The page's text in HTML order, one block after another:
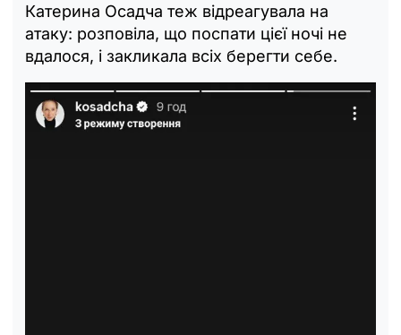
Катерина Осадча теж відреагувала на
атаку: розповіла, що поспати цієї ночі не
вдалося, і закликала всіх берегти себе.